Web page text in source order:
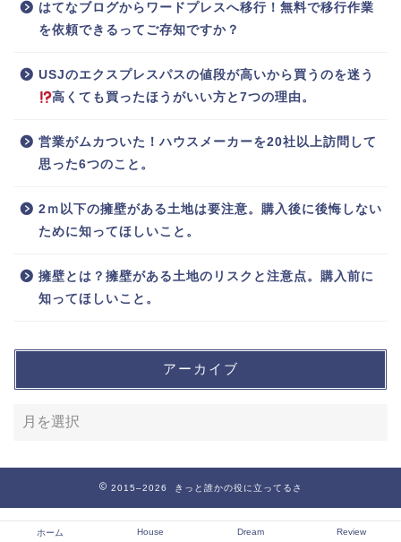
はてなブログからワードプレスへ移行！無料で移行作業
を依頼できるってご存知ですか？
USJのエクスプレスパスの値段が高いから買うのを迷う
高くても買ったほうがいい方と7つの理由。
営業がムカついた！ハウスメーカーを20社以上訪問して
思った6つのこと。
2ｍ以下の擁壁がある土地は要注意。購入後に後悔しない
ために知ってほしいこと。
擁壁とは？擁壁がある土地のリスクと注意点。購入前に
知ってほしいこと。
アーカイブ
2015–2026 きっと誰かの役に立ってるさ
ホーム House Dream Review